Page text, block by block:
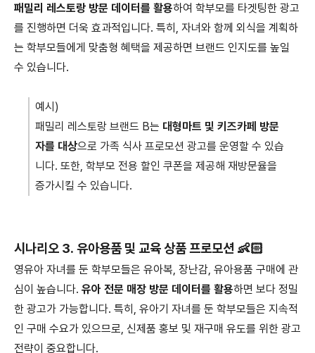
패밀리 레스토랑 방문 데이터를 활용하여 학부모를 타겟팅한 광고
를 진행하면 더욱 효과적입니다. 특히, 자녀와 함께 외식을 계획하
는 학부모들에게 맞춤형 혜택을 제공하면 브랜드 인지도를 높일
수 있습니다.
예시)
패밀리 레스토랑 브랜드 B는 대형마트 및 키즈카페 방문
자를 대상으로 가족 식사 프로모션 광고를 운영할 수 있습
니다. 또한, 학부모 전용 할인 쿠폰을 제공해 재방문율을
증가시킬 수 있습니다.
시나리오 3. 유아용품 및 교육 상품 프로모션 👶🏻
영유아 자녀를 둔 학부모들은 유아복, 장난감, 유아용품 구매에 관
심이 높습니다. 유아 전문 매장 방문 데이터를 활용하면 보다 정밀
한 광고가 가능합니다. 특히, 유아기 자녀를 둔 학부모들은 지속적
인 구매 수요가 있으므로, 신제품 홍보 및 재구매 유도를 위한 광고
전략이 중요합니다.